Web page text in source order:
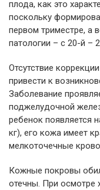
плода, как это
поскольку
первом триместре, а
патологии – с 20-й –
Отсутствие
привести к
Заболевание
поджелудочной
ребенок появляется
кг), его кожа имеет
мелкоточечные
Кожные покровы
отечны. При осмотре